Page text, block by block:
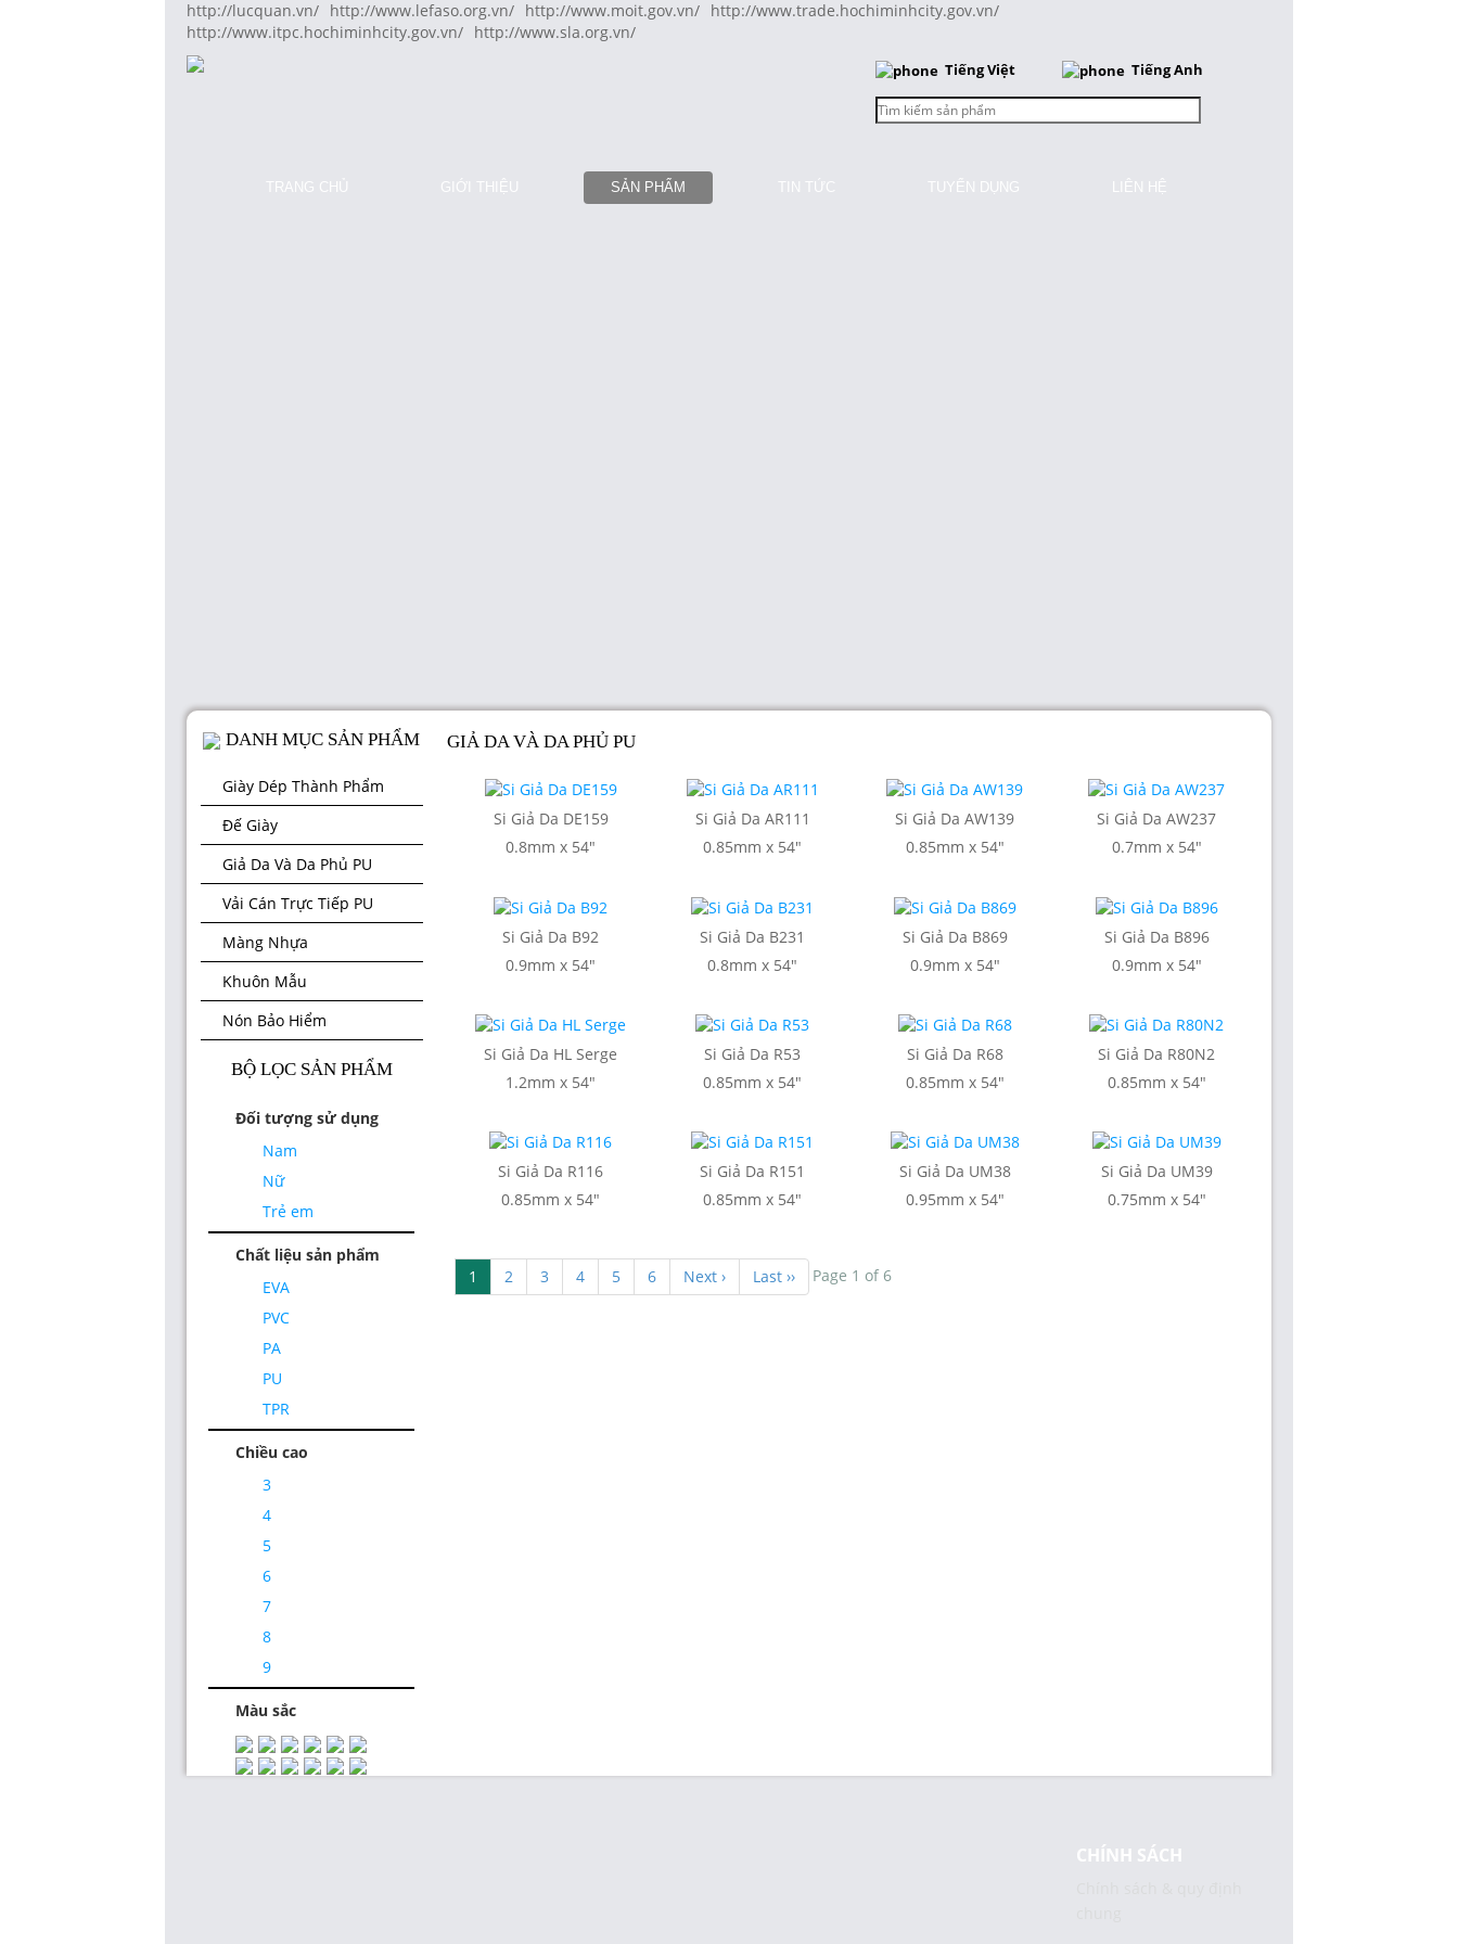
http://lucquan.vn/ http://www.lefaso.org.vn/ http://www.moit.gov.vn/ http://www.trade.hochiminhcity.gov.vn/
http://www.itpc.hochiminhcity.gov.vn/ http://www.sla.org.vn/
Tiếng Việt Tiếng Anh
TRANG CHỦ GIỚI THIỆU SẢN PHẨM TIN TỨC TUYỂN DỤNG LIÊN HỆ
DANH MỤC SẢN PHẨM
Giày Dép Thành Phẩm
Đế Giày
Giả Da Và Da Phủ PU
Vải Cán Trực Tiếp PU
Màng Nhựa
Khuôn Mẫu
Nón Bảo Hiểm
BỘ LỌC SẢN PHẨM
Đối tượng sử dụng
Nam
Nữ
Trẻ em
Chất liệu sản phẩm
EVA
PVC
PA
PU
TPR
Chiều cao
3
4
5
6
7
8
9
Màu sắc
GIẢ DA VÀ DA PHỦ PU
Si Giả Da DE159
0.8mm x 54"
Si Giả Da AR111
0.85mm x 54"
Si Giả Da AW139
0.85mm x 54"
Si Giả Da AW237
0.7mm x 54"
Si Giả Da B92
0.9mm x 54"
Si Giả Da B231
0.8mm x 54"
Si Giả Da B869
0.9mm x 54"
Si Giả Da B896
0.9mm x 54"
Si Giả Da HL Serge
1.2mm x 54"
Si Giả Da R53
0.85mm x 54"
Si Giả Da R68
0.85mm x 54"
Si Giả Da R80N2
0.85mm x 54"
Si Giả Da R116
0.85mm x 54"
Si Giả Da R151
0.85mm x 54"
Si Giả Da UM38
0.95mm x 54"
Si Giả Da UM39
0.75mm x 54"
Page 1 of 6
1 2 3 4 5 6 Next › Last ››
CHÍNH SÁCH